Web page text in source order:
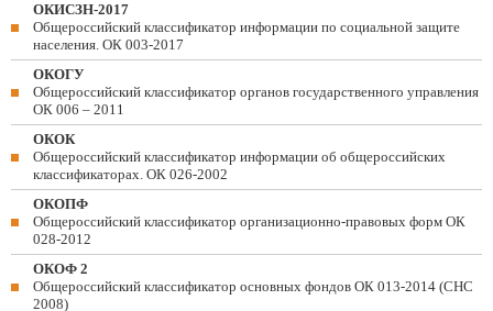
ОКИСЗН-2017
Общероссийский классификатор информации по социальной защите
населения. ОК 003-2017
ОКОГУ
Общероссийский классификатор органов государственного управления
ОК 006 – 2011
ОКОК
Общероссийский классификатор информации об общероссийских
классификаторах. ОК 026-2002
ОКОПФ
Общероссийский классификатор организационно-правовых форм ОК
028-2012
ОКОФ 2
Общероссийский классификатор основных фондов ОК 013-2014 (СНС
2008)